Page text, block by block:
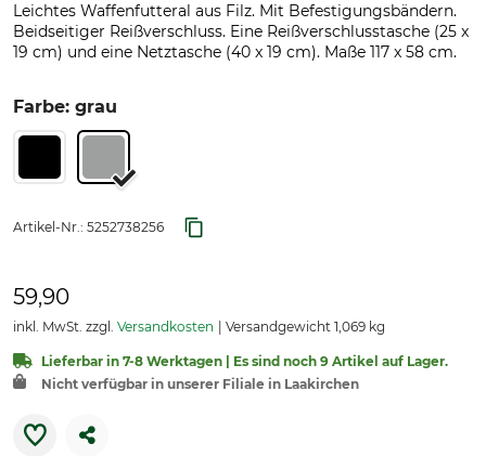
Leichtes Waffenfutteral aus Filz. Mit Befestigungsbändern.
Beidseitiger Reißverschluss. Eine Reißverschlusstasche (25 x
19 cm) und eine Netztasche (40 x 19 cm). Maße 117 x 58 cm.
Farbe: grau
Artikel-Nr.: 5252738256
59,90
inkl. MwSt. zzgl. Versandkosten Versandgewicht 1,069 kg
Lieferbar in 7-8 Werktagen | Es sind noch 9 Artikel auf Lager.
Nicht verfügbar in unserer Filiale in Laakirchen